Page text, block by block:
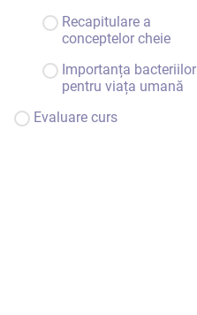
Recapitulare a
conceptelor cheie
Importanța bacteriilor
pentru viața umană
Evaluare curs